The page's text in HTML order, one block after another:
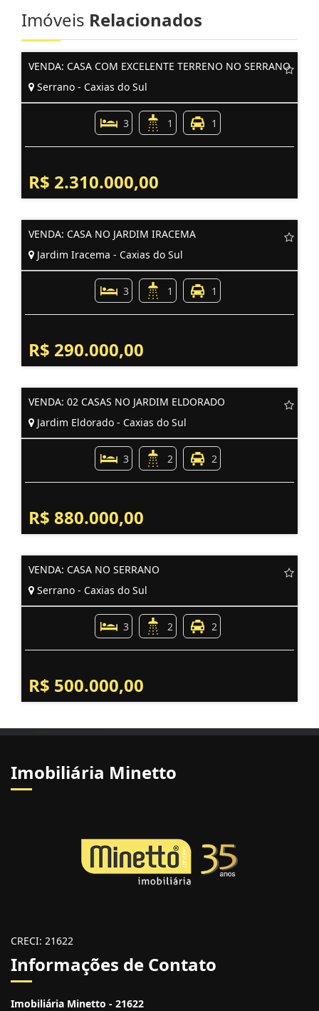
Imóveis Relacionados
VENDA: CASA COM EXCELENTE TERRENO NO SERRANO
Serrano - Caxias do Sul
3 1 1
R$ 2.310.000,00
VENDA: CASA NO JARDIM IRACEMA
Jardim Iracema - Caxias do Sul
3 1 1
R$ 290.000,00
VENDA: 02 CASAS NO JARDIM ELDORADO
Jardim Eldorado - Caxias do Sul
3 2 2
R$ 880.000,00
VENDA: CASA NO SERRANO
Serrano - Caxias do Sul
3 2 2
R$ 500.000,00
Imobiliária Minetto
CRECI: 21622
Informações de Contato
Imobiliária Minetto - 21622